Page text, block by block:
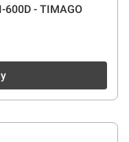
600D - TIMAGO